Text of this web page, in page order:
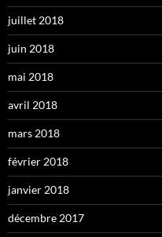
juillet 2018
juin 2018
mai 2018
avril 2018
mars 2018
février 2018
janvier 2018
décembre 2017